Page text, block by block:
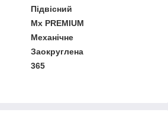
Підвісний
Mx PREMIUM
Механічне
Заокруглена
365